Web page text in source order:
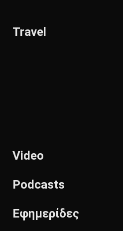
Travel
Video
Podcasts
Εφημερίδες